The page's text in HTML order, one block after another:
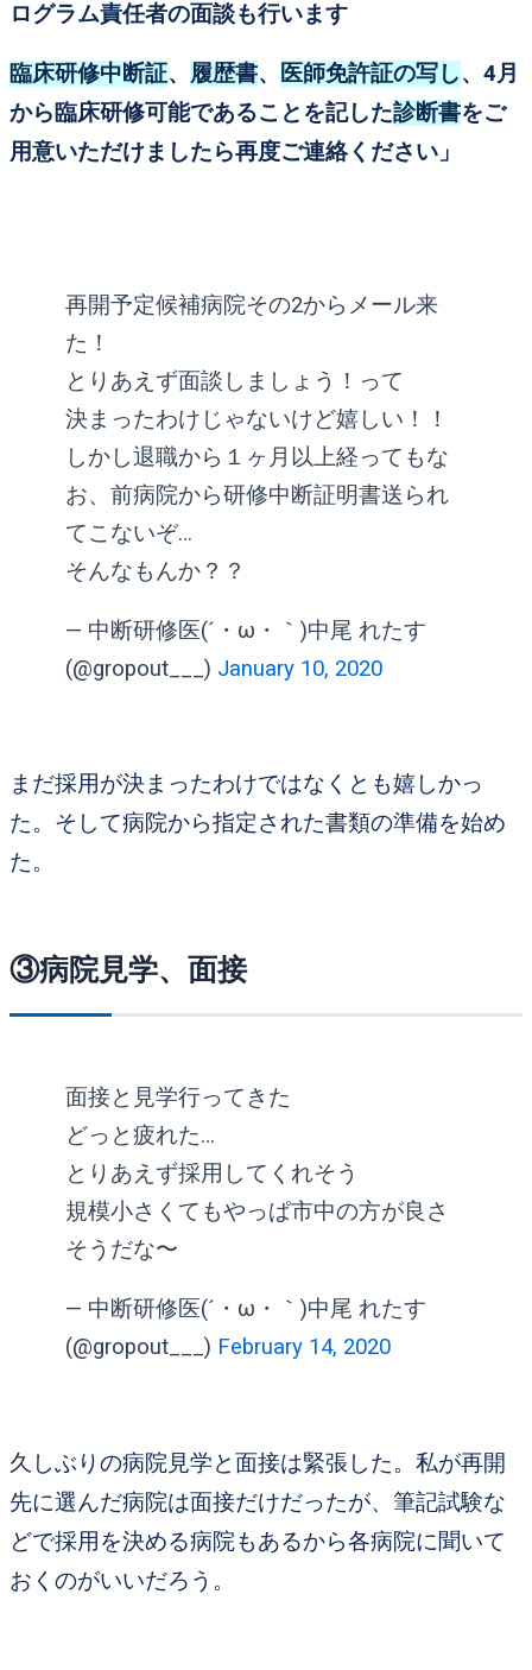
ログラム責任者の面談も行います
臨床研修中断証、 履歴書、 医師免許証の写し、4月
から臨床研修可能であることを記した診断書をご
用意いただけましたら再度ご連絡ください」
再開予定候補病院その2からメール来
た！
とりあえず面談しましょう！って
決まったわけじゃないけど嬉しい！！
しかし退職から１ヶ月以上経ってもな
お、前病院から研修中断証明書送られ
てこないぞ…
そんなもんか？？
— 中断研修医(´・ω・｀)中尾 れたす
(@gropout___) January 10, 2020
まだ採用が決まったわけではなくとも嬉しかっ
た。そして病院から指定された書類の準備を始め
た。
③病院見学、面接
面接と見学行ってきた
どっと疲れた…
とりあえず採用してくれそう
規模小さくてもやっぱ市中の方が良さ
そうだな〜
— 中断研修医(´・ω・｀)中尾 れたす
(@gropout___) February 14, 2020
久しぶりの病院見学と面接は緊張した。私が再開
先に選んだ病院は面接だけだったが、 筆記試験な
どで採用を決める病院もあるから各病院に聞いて
おくのがいいだろう。